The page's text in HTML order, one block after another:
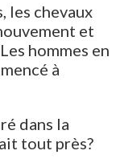
les chevaux
et
hommes en
à
dans la
tout près?